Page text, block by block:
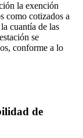
la exención
como cotizados a
cuantía de las
se
conforme a lo
de